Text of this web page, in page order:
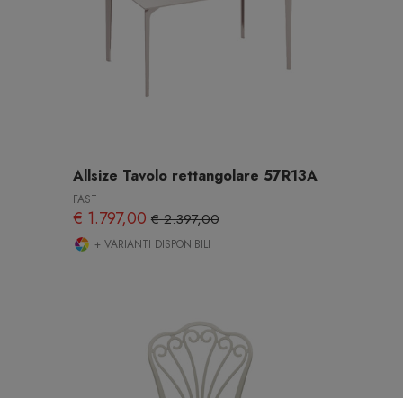
Allsize Tavolo rettangolare 57R13A
FAST
€ 1.797,00€ 2.397,00
+ VARIANTI DISPONIBILI